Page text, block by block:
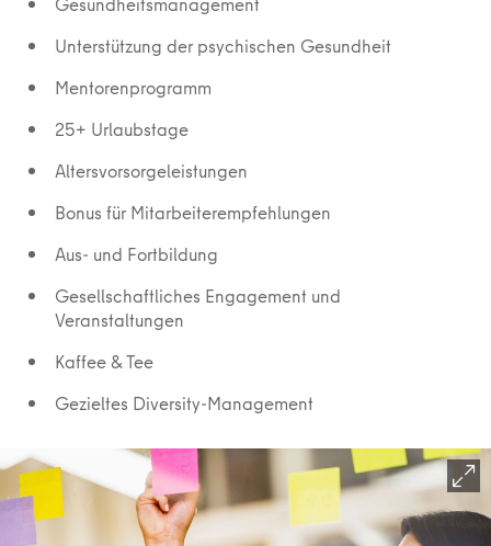
Unterstützung der psychischen Gesundheit
Mentorenprogramm
25+ Urlaubstage
Altersvorsorgeleistungen
Bonus für Mitarbeiterempfehlungen
Aus- und Fortbildung
Gesellschaftliches Engagement und
Veranstaltungen
Kaffee & Tee
Gezieltes Diversity-Management